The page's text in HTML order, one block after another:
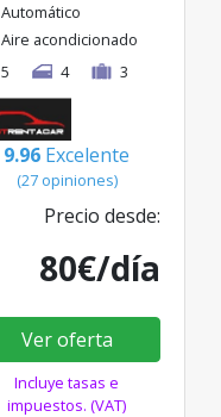
Automático
Aire acondicionado
5
4 3
9.96 Excelente
(27 opiniones)
Precio desde:
80€/día
Ver oferta
Incluye tasas e
impuestos. (VAT)